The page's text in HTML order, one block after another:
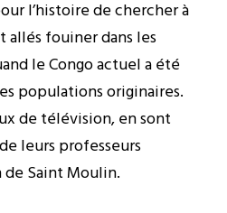
l’histoire de chercher à
allés fouiner dans les
le Congo actuel a été
populations originaires.
de télévision, en sont
leurs professeurs
de Saint Moulin.